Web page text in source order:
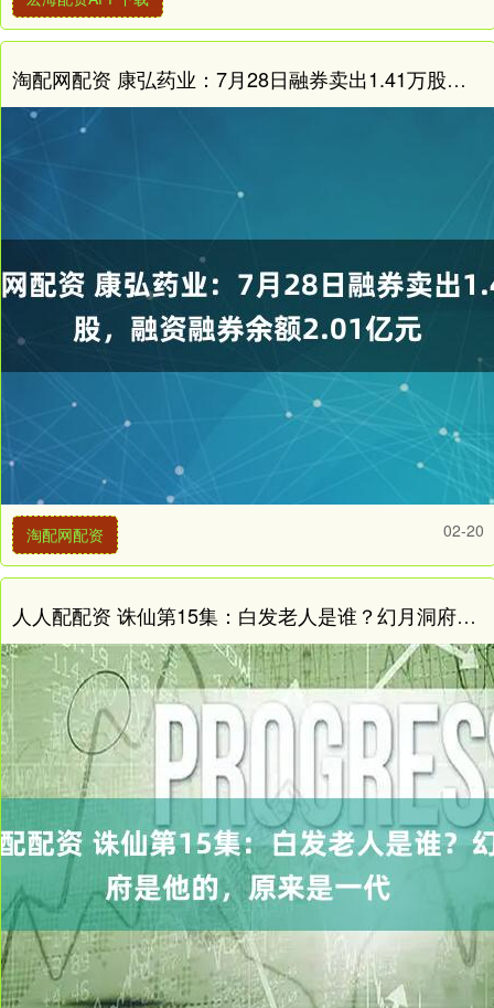
淘配网配资 康弘药业：7月28日融券卖出1.41万股，融资融券余额2.01亿元
淘配网配资 02-20
人人配配资 诛仙第15集：白发老人是谁？幻月洞府是他的，原来是一代